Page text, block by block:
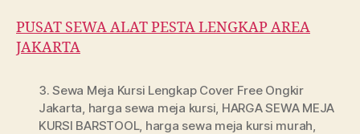
PUSAT SEWA ALAT PESTA LENGKAP AREA
JAKARTA
3. Sewa Meja Kursi Lengkap Cover Free Ongkir
Jakarta harga sewa meja kursi HARGA SEWA MEJA
KURSI BARSTOOL, harga sewa meja kursi murah